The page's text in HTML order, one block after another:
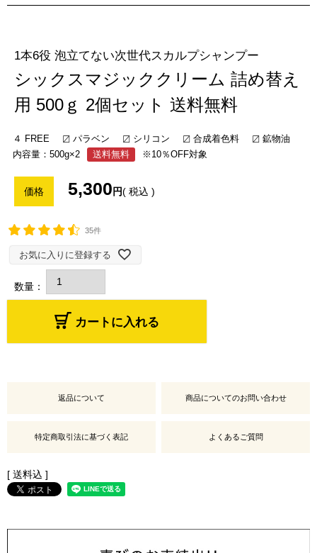
1本6役 泡立てない次世代スカルプシャンプー
シックスマジッククリーム 詰め替え
用 500ｇ 2個セット 送料無料
４ FREE パラベン シリコン 合成着色料
鉱物油
内容量：500g×2
送料無料 ※10％OFF対象
5,300 税込
35件
お気に入りに登録する
カートに入れる
返品について 商品についてのお問い合わせ
特定商取引法に基づく表記 よくあるご質問
送料込